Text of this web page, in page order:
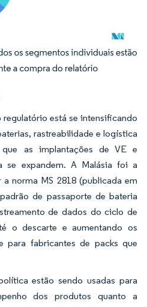
requer atribuição conforme CC BY 4.0.
está se intensificando
rastreabilidade e logística
as implantações de VE e
se expandem. A Malásia foi a
norma MS 2818 (publicada em
de passaporte de bateria
de dados do ciclo de
o descarte e aumentando os
para fabricantes de packs que
estão sendo usadas para
dos produtos quanto a